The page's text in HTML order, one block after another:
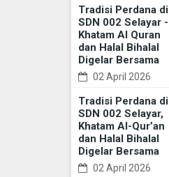
Tradisi Perdana di
SDN 002 Selayar -
Khatam Al Quran
dan Halal Bihalal
Digelar Bersama
02 April 2026
Tradisi Perdana di
SDN 002 Selayar,
Khatam Al-Qur’an
dan Halal Bihalal
Digelar Bersama
02 April 2026